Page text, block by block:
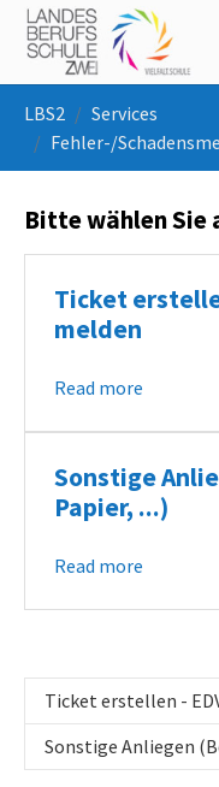
Skip to main navigation
Skip to main content
Skip to page footer
LBS2
Services
Fehler-/
Bitte wählen Sie
Ticket
melden
Read more
Sonstige
Papier, ...)
Read more
Ticket erstellen -
Sonstige Anliegen